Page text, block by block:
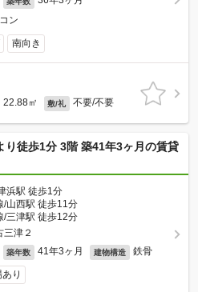
ン
南向き
22.88㎡ 敷/礼 不要/不要
り徒歩1分 3階 築41年3ヶ月の賃貸
浜駅 徒歩1分
/山西駅 徒歩11分
/三津駅 徒歩12分
三津２
築年数 41年3ヶ月 建物構造 鉄骨
り